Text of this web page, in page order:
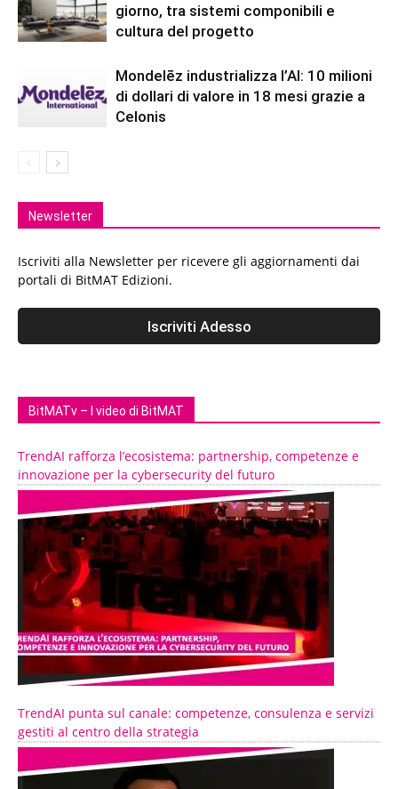
giorno, tra sistemi componibili e
cultura del progetto
Mondelēz industrializza l’AI: 10 milioni
di dollari di valore in 18 mesi grazie a
Celonis
Newsletter
Iscriviti alla Newsletter per ricevere gli aggiornamenti dai
portali di BitMAT Edizioni.
BitMATv – I video di BitMAT
TrendAI rafforza l’ecosistema: partnership, competenze e
innovazione per la cybersecurity del futuro
TrendAI punta sul canale: competenze, consulenza e servizi
gestiti al centro della strategia